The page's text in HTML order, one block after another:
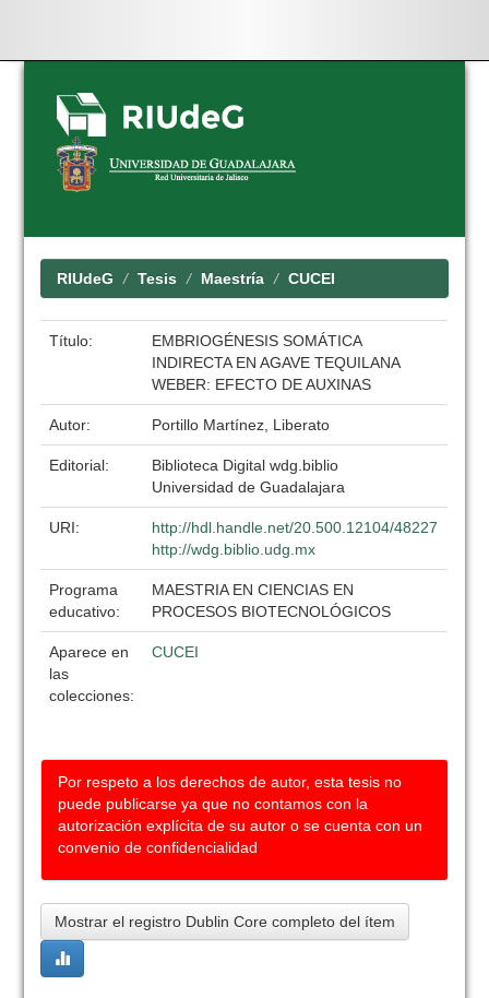
Skip
navigation
RIUdeG Tesis Maestría CUCEI
Título:
EMBRIOGÉNESIS SOMÁTICA
INDIRECTA EN AGAVE TEQUILANA
WEBER: EFECTO DE AUXINAS
Autor: Portillo Martínez, Liberato
Editorial:
Biblioteca Digital wdg.biblio
Universidad de Guadalajara
URI:
http://hdl.handle.net/20.500.12104/48227
http://wdg.biblio.udg.mx
Programa
educativo:
MAESTRIA EN CIENCIAS EN
PROCESOS BIOTECNOLÓGICOS
Aparece en
las
colecciones:
CUCEI
Por respeto a los derechos de autor, esta tesis no
puede publicarse ya que no contamos con la
autorización explícita de su autor o se cuenta con un
convenio de confidencialidad
Mostrar el registro Dublin Core completo del ítem